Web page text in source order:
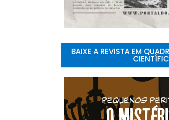
BAIXE A REVISTA EM